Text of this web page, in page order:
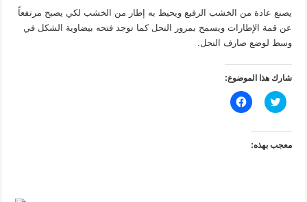
يصنع عادة من الخشب الرفيع ويحيط به إطار من الخشب لكي يصبح مرتفعاً
عن قمة الإطارات ويسمح بمرور النحل كما توجد فتحه بيضاوية الشكل في
وسط لوضع صارف النحل.
شارك هذا الموضوع:
ا
ض
ل
ل
م
ا
ن
معجب بهذه: